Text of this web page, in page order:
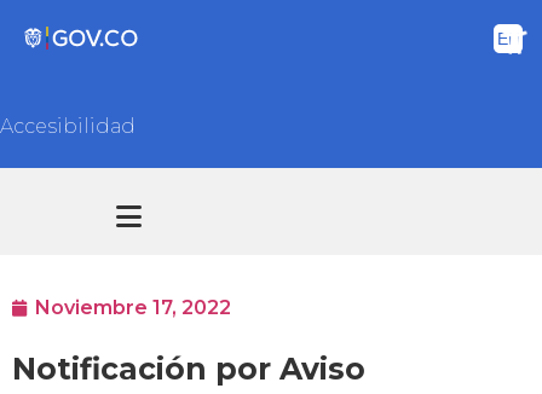
Accesibilidad
Noviembre 17, 2022
Notificación por Aviso